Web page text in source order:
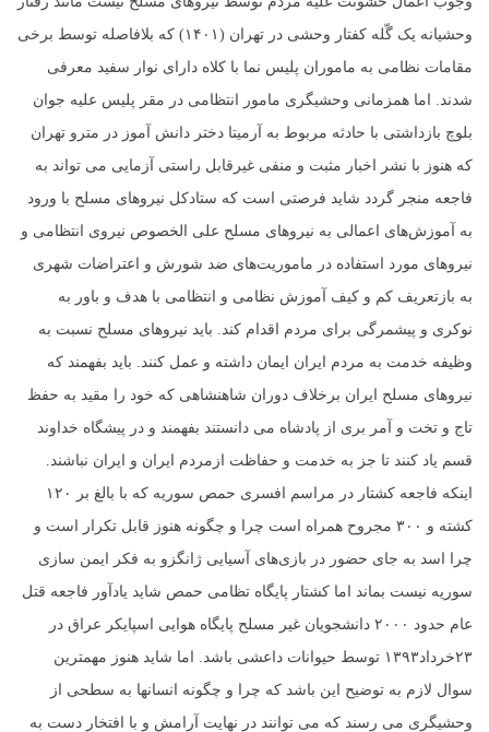
وحشیانه یک گّله کفتار وحشی در تهران (۱۴۰۱) که بلافاصله توسط برخی
مقامات نظامی به ماموران پلیس نما با کلاه دارای نوار سفید معرفی
شدند. اما همزمانی وحشیگری مامور انتظامی در مقر پلیس علیه جوان
بلوچ بازداشتی با حادثه مربوط به آرمیتا دختر دانش آموز در مترو تهران
که هنوز با نشر اخبار مثبت و منفی غیرقابل راستی آزمایی می تواند به
فاجعه منجر گردد شاید فرصتی است که ستادکل نیروهای مسلح با ورود
به آموزش‌های اعمالی به نیروهای مسلح علی الخصوص نیروی انتظامی و
نیروهای مورد استفاده در ماموریت‌های ضد شورش و اعتراضات شهری
به بازتعریف کم و کیف آموزش نظامی و انتظامی با هدف و باور به
نوکری و پیشمرگی برای مردم اقدام کند. باید نیروهای مسلح نسبت به
وظیفه خدمت به مردم ایران ایمان داشته و عمل کنند. باید بفهمند که
نیروهای مسلح ایران برخلاف دوران شاهنشاهی که خود را مقید به حفظ
تاج و تخت و آمر بری از پادشاه می دانستند بفهمند و در پیشگاه خداوند
قسم یاد کنند تا جز به خدمت و حفاظت ازمردم ایران و ایران نباشند.
اینکه فاجعه کشتار در مراسم افسری حمص سوریه که با بالغ بر ۱۲۰
کشته و ۳۰۰ مجروح همراه است چرا و چگونه هنوز قابل تکرار است و
چرا اسد به جای حضور در بازی‌های آسیایی ژانگزو به فکر ایمن سازی
سوریه نیست بماند اما کشتار پایگاه تظامی حمص شاید یادآور فاجعه قتل
عام حدود ۲۰۰۰ دانشجویان غیر مسلح پایگاه هوایی اسپایکر عراق در
۲۳خرداد۱۳۹۳ توسط حیوانات داعشی باشد. اما شاید هنوز مهمترین
سوال لازم به توضیح این باشد که چرا و چگونه انسانها به سطحی از
وحشیگری می رسند که می توانند در نهایت آرامش و با افتخار دست به